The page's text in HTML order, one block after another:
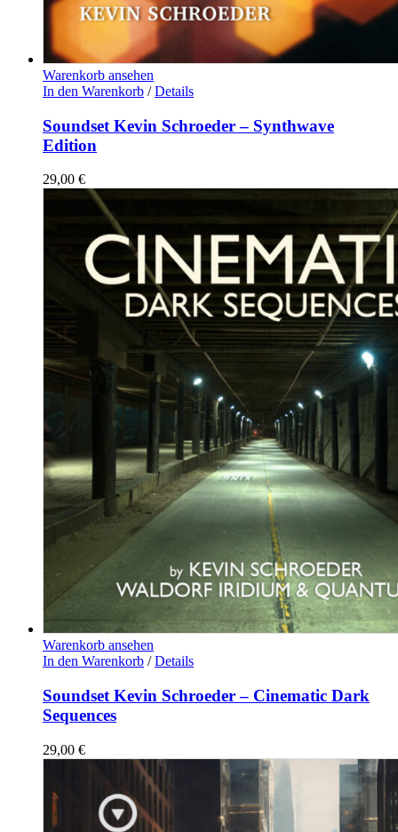
Warenkorb ansehen
In den Warenkorb / Details
Soundset Kevin Schroeder – Synthwave
Edition
29,00 €
Warenkorb ansehen
In den Warenkorb / Details
Soundset Kevin Schroeder – Cinematic Dark
Sequences
29,00 €